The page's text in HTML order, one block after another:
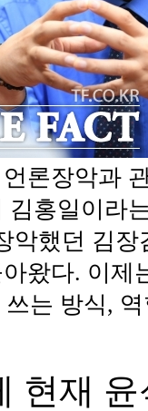
론장악과
홍일이라
악했던 김
왔다. 이제
는 방식,
현재